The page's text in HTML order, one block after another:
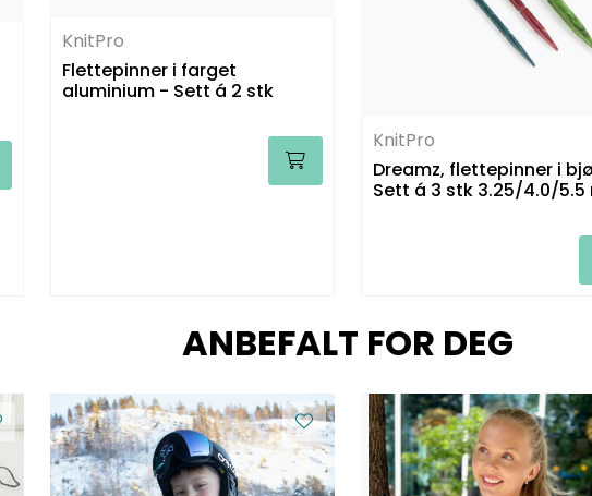
KnitPro
Flettepinner i farget
aluminium - Sett á 2 stk
KnitPro
Dreamz, flettepinner i
Sett á 3 stk 3.25/4.0/5.5
ANBEFALT FOR DEG